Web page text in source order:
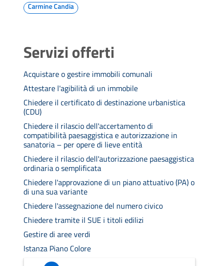
Carmine Candia
Servizi offerti
Acquistare o gestire immobili comunali
Attestare l'agibilità di un immobile
Chiedere il certificato di destinazione urbanistica
(CDU)
Chiedere il rilascio dell'accertamento di
compatibilità paesaggistica e autorizzazione in
sanatoria – per opere di lieve entità
Chiedere il rilascio dell'autorizzazione paesaggistica
ordinaria o semplificata
Chiedere l'approvazione di un piano attuativo (PA) o
di una sua variante
Chiedere l'assegnazione del numero civico
Chiedere tramite il SUE i titoli edilizi
Gestire di aree verdi
Istanza Piano Colore